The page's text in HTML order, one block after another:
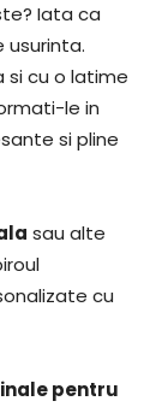
Iata ca
si cu o latime
le in
si pline
sau alte
cu
pentru